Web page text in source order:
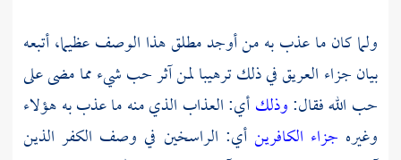
ولما كان ما عذب به من أوجد مطلق هذا الوصف عظيما، أتبعه
بيان جزاء العريق في ذلك ترهيبا لمن آثر حب شيء مما مضى على
حب الله فقال:وذلكأي: العذاب الذي منه ما عذب به هؤلاء
وغيره جزاء الكافرينأي: الراسخين في وصف الكفر الذين